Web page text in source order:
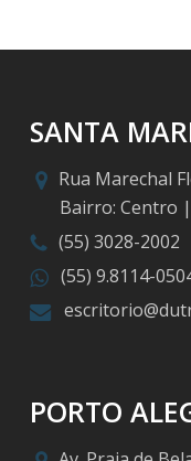
SANTA
Rua Marechal
Bairro: Centro |
(55) 3028-2002
(55) 9.8114-
PORTO